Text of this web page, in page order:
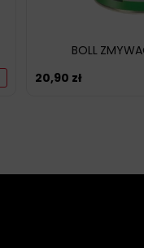
BOLL
20,90 zł